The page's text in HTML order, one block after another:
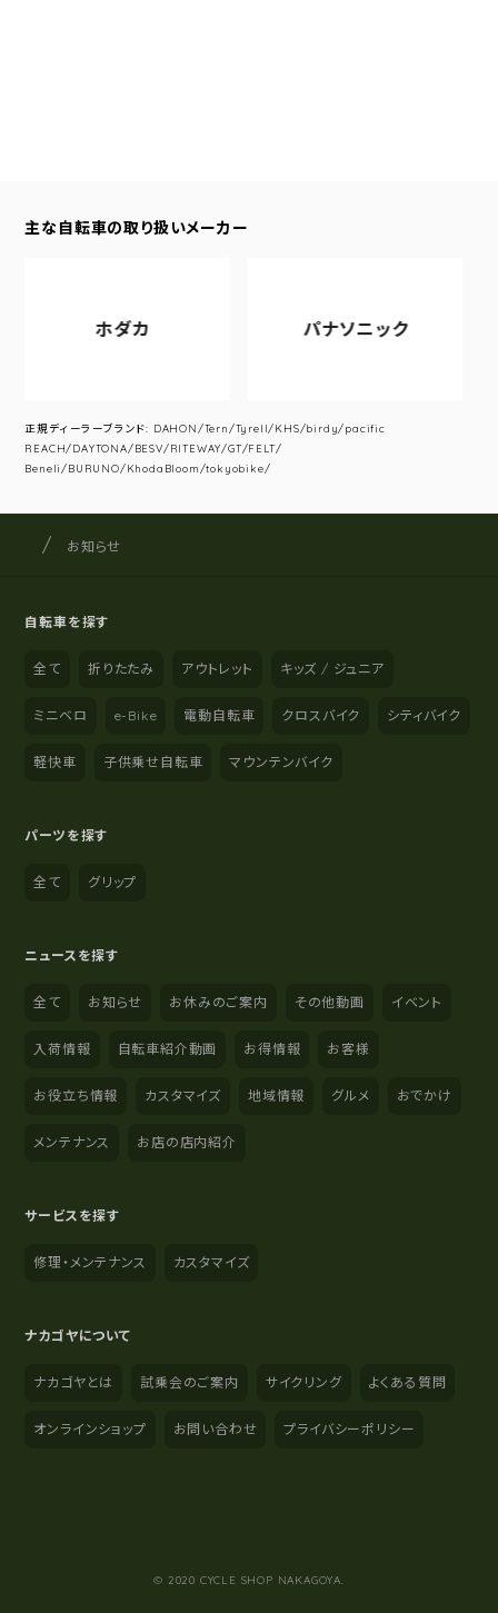
主な自転車の取り扱いメーカー
ホダカ パナソニック
正規ディーラーブランド: DAHON/Tern/Tyrell/KHS/birdy/pacific
REACH/DAYTONA/BESV/RITEWAY/GT/FELT/
Beneli/BURUNO/KhodaBloom/tokyobike/
サイト内の現在地
サイクルショップナカゴヤ
お知らせ
自転車を探す
全て 折りたたみ アウトレット キッズ / ジュニア
ミニベロ e-Bike 電動自転車 クロスバイク シティバイク
軽快車 子供乗せ自転車 マウンテンバイク
パーツを探す
全て グリップ
ニュースを探す
全て お知らせ お休みのご案内 その他動画 イベント
入荷情報 自転車紹介動画 お得情報 お客様
お役立ち情報 カスタマイズ 地域情報 グルメ おでかけ
メンテナンス お店の店内紹介
サービスを探す
修理・メンテナンス カスタマイズ
ナカゴヤについて
ナカゴヤとは 試乗会のご案内 サイクリング よくある質問
オンラインショップ お問い合わせ プライバシーポリシー
© 2020 CYCLE SHOP NAKAGOYA.